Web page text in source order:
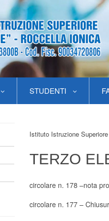
STUDENTI
Istituto Istruzione
TERZO
circolare n. 178 –nota
circolare n. 177 –